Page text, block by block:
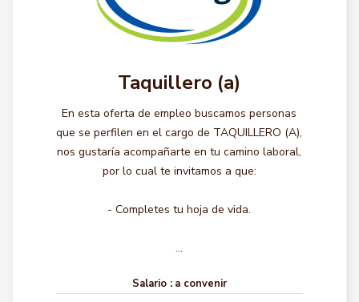
Taquillero (a)
En esta oferta de empleo buscamos personas
que se perfilen en el cargo de TAQUILLERO (A),
nos gustaría acompañarte en tu camino laboral,
por lo cual te invitamos a que:
- Completes tu hoja de vida.
...
Salario : a convenir